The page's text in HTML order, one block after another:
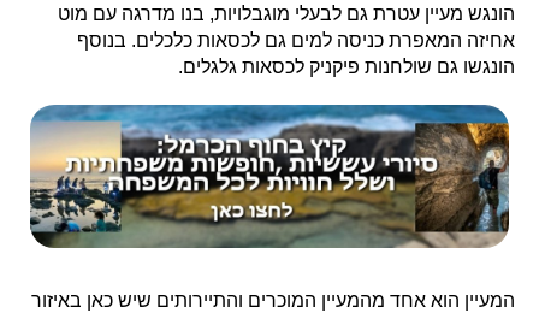
הונגש מעיין עטרת גם לבעלי מוגבלויות, בנו מדרגה עם מוט
אחיזה המאפרת כניסה למים גם לכסאות כלכלים. בנוסף
הונגשו גם שולחנות פיקניק לכסאות גלגלים.
המעיין הוא אחד מהמעיין המוכרים והתיירותים שיש כאן באיזור